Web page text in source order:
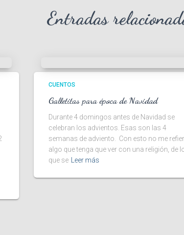
Entradas
CUENTOS
Galletitas para época de Navidad
Durante 4 domingos antes de Navidad se
celebran los advientos. Esas son las 4
semanas de adviento. Con esto no me
algo que tenga que ver con una religión, de
que se
Leer más